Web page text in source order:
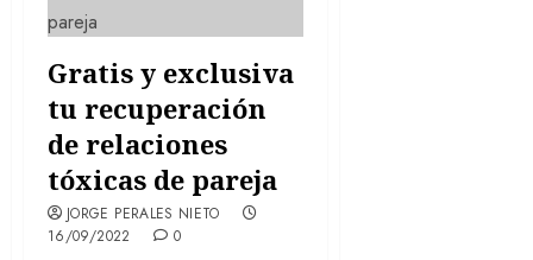
Gratis y exclusiva
tu recuperación
de relaciones
tóxicas de pareja
JORGE PERALES NIETO
16/09/2022
0